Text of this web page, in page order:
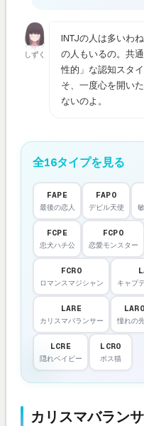
しずく
INTJの人は多いわ
の人もいるの。共
性的」な認知スタ
そ、一度心を開い
ないのよ。
全16タイプを見る
FAPE
最後の恋人
FAPO
デビル天使
FCPE
忠犬ハチ公
FCPO
恋愛モンスター
FCRO
ロマンスマジシャン キャプ
LARE
カリスマバランサー
LARO
憧れの
LCRE
隠れベイビー
LCRO
ボス猫
カリスマバラン